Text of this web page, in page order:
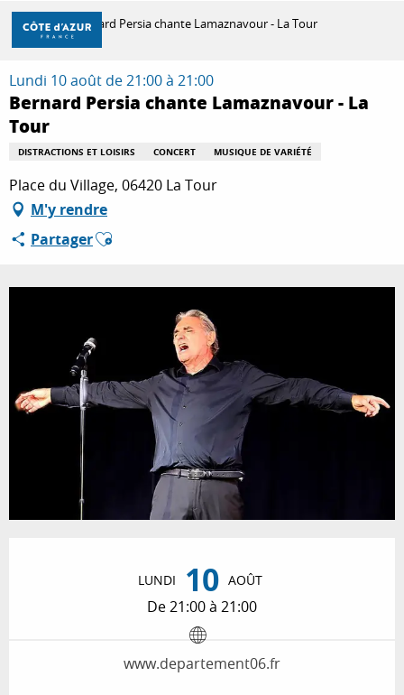
Aller
contenu
principal
DÉCOUVRIR
À FAIRE
SÉJOURNER
Accueil Bernard Persia chante Lamaznavour - La Tour
Lundi 10 août de 21:00 à 21:00
Bernard Persia chante Lamaznavour - La
Tour
DISTRACTIONS ET LOISIRS CONCERT MUSIQUE DE VARIÉTÉ
Place du Village, 06420 La Tour
M'y rendre
PartagerAjouter aux favoris
LUNDI 10 AOÛT
De 21:00 à 21:00
www.departement06.fr